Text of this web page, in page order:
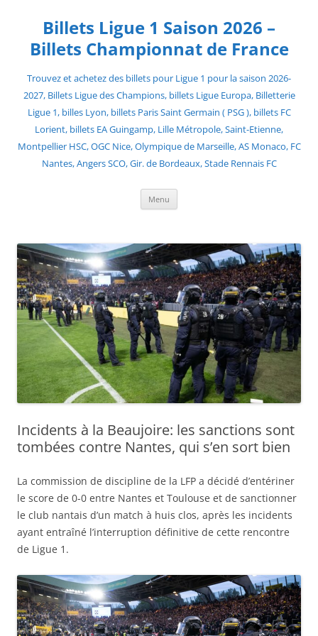
contentBillets Ligue 1 Saison 2026 –
Billets Championnat de France
Trouvez et achetez des billets pour Ligue 1 pour la saison 2026-
2027, Billets Ligue des Champions, billets Ligue Europa, Billetterie
Ligue 1, billes Lyon, billets Paris Saint Germain ( PSG ), billets FC
Lorient, billets EA Guingamp, Lille Métropole, Saint-Etienne,
Montpellier HSC, OGC Nice, Olympique de Marseille, AS Monaco, FC
Nantes, Angers SCO, Gir. de Bordeaux, Stade Rennais FC
Menu
Incidents à la Beaujoire: les sanctions sont
tombées contre Nantes, qui s’en sort bien
La commission de discipline de la LFP a décidé d’entériner
le score de 0-0 entre Nantes et Toulouse et de sanctionner
le club nantais d’un match à huis clos, après les incidents
ayant entraîné l’interruption définitive de cette rencontre
de Ligue 1.